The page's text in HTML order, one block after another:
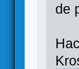
de